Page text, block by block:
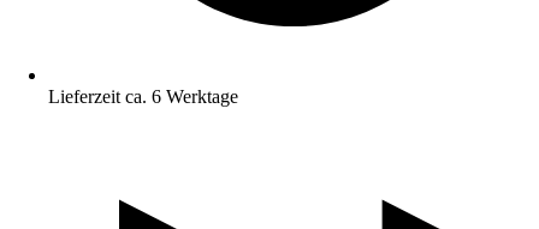
Lieferzeit ca. 6 Werktage